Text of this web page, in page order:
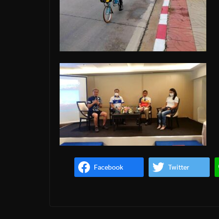
Facebook Twitter